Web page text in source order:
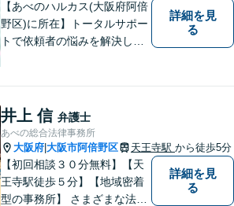
【あべのハルカス(大阪府阿倍
野区)に所在】トータルサポー
トで依頼者の悩みを解決しま
詳細を見
る
井上 信 弁護士
あべの総合法律事務所
大阪府 大阪市阿倍野区 天王寺駅 から徒歩5分
【初回相談３０分無料】【天
王寺駅徒歩５分】【地域密着
型の事務所】 さまざまな法律
詳細を見
る